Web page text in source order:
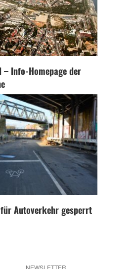
– Info-Homepage der
Autoverkehr gesperrt
NEWSLETTER